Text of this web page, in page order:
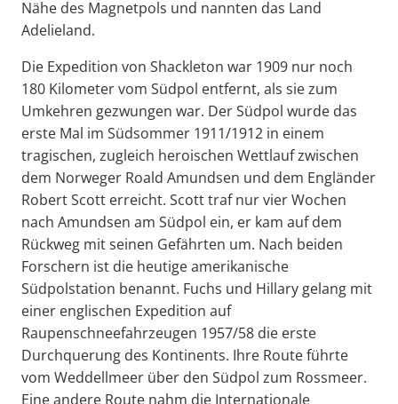
Nähe des Magnetpols und nannten das Land
Adelieland.
Die Expedition von Shackleton war 1909 nur noch
180 Kilometer vom Südpol entfernt, als sie zum
Umkehren gezwungen war. Der Südpol wurde das
erste Mal im Südsommer 1911/1912 in einem
tragischen, zugleich heroischen Wettlauf zwischen
dem Norweger Roald Amundsen und dem Engländer
Robert Scott erreicht. Scott traf nur vier Wochen
nach Amundsen am Südpol ein, er kam auf dem
Rückweg mit seinen Gefährten um. Nach beiden
Forschern ist die heutige amerikanische
Südpolstation benannt. Fuchs und Hillary gelang mit
einer englischen Expedition auf
Raupenschneefahrzeugen 1957/58 die erste
Durchquerung des Kontinents. Ihre Route führte
vom Weddellmeer über den Südpol zum Rossmeer.
Eine andere Route nahm die Internationale